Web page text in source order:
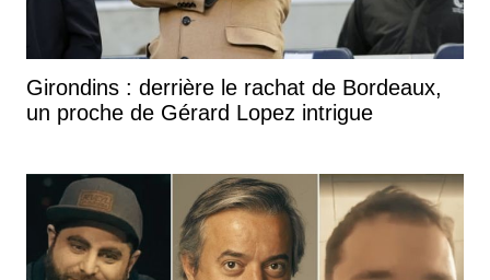
Girondins : derrière le rachat de Bordeaux,
un proche de Gérard Lopez intrigue